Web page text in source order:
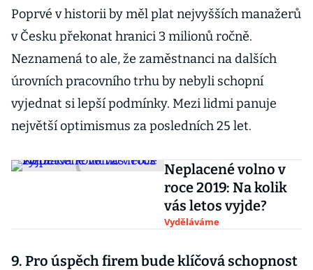
Poprvé v historii by měl plat nejvyšších manažerů
v Česku překonat hranici 3 milionů ročně.
Neznamená to ale, že zaměstnanci na dalších
úrovních pracovního trhu by nebyli schopní
vyjednat si lepší podmínky. Mezi lidmi panuje
největší optimismus za posledních 25 let.
Neplacené volno v
roce 2019: Na kolik
vás letos vyjde?
Vyděláváme
9. Pro úspěch firem bude klíčová schopnost